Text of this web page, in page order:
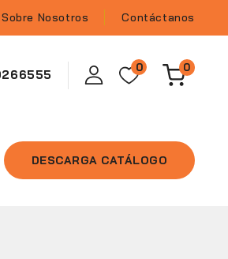
Sobre Nosotros Contáctanos
0 0
DESCARGA CATÁLOGO